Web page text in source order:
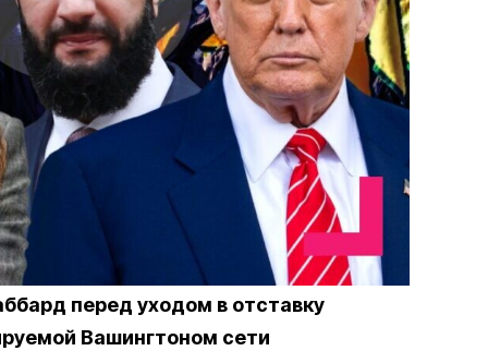
перед уходом в отставку
Вашингтоном сети